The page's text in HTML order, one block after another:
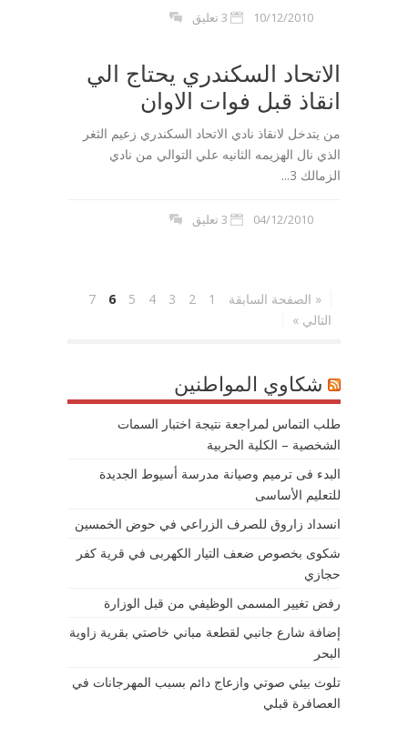
10/12/2010 3 تعليق
الاتحاد السكندري يحتاج الي
انقاذ قبل فوات الاوان
من يتدخل لانقاذ نادي الاتحاد السكندري زعيم الثغر
الذي نال الهزيمه الثانيه علي التوالي من نادي
الزمالك 3...
04/12/2010 3 تعليق
« الصفحة السابقة 1
2
3
4
5
6
7
التالي »
شكاوي المواطنين
طلب التماس لمراجعة نتيجة اختبار السمات
الشخصية – الكلية الحربية
البدء فى ترميم وصيانة مدرسة أسيوط الجديدة
للتعليم الأساسى
انسداد زاروق للصرف الزراعي في حوض الخمسين
شكوى بخصوص ضعف التيار الكهربى في قرية كفر
حجازي
رفض تغيير المسمى الوظيفي من قبل الوزارة
إضافة شارع جانبي لقطعة مباني خاصتي بقرية زاوية
البحر
تلوث بيئي صوتي وازعاج دائم بسبب المهرجانات في
العصافرة قبلي